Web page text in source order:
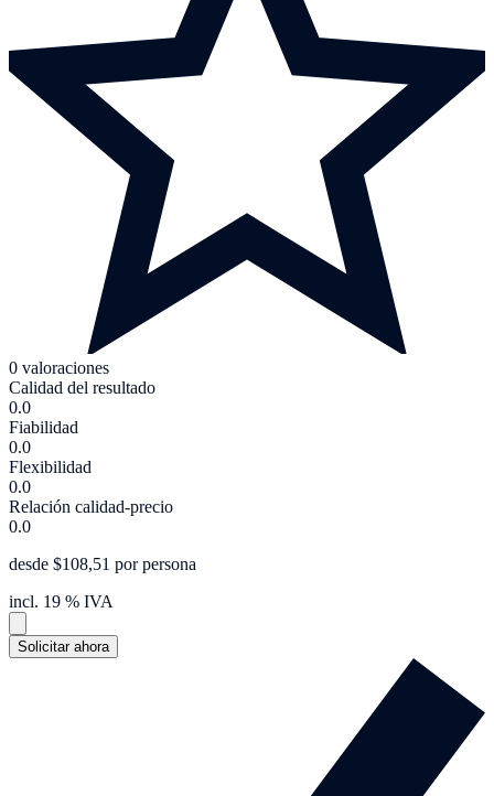
0 valoraciones
Calidad del resultado
0.0
Fiabilidad
0.0
Flexibilidad
0.0
Relación calidad-precio
0.0
desde $108,51 por persona
incl. 19 % IVA
Solicitar ahora